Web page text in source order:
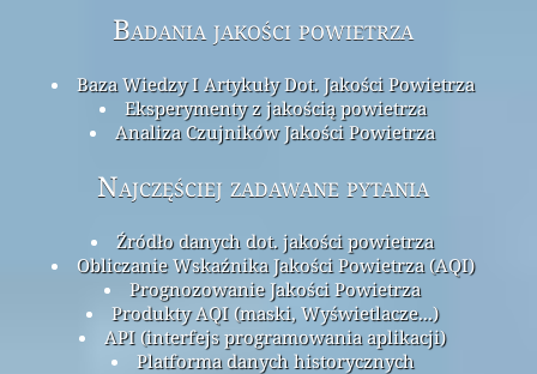
Badania jakości powietrza
Baza Wiedzy I Artykuły Dot. Jakości Powietrza
Eksperymenty z jakością powietrza
Analiza Czujników Jakości Powietrza
Najczęściej zadawane pytania
Źródło danych dot. jakości powietrza
Obliczanie Wskaźnika Jakości Powietrza (AQI)
Prognozowanie Jakości Powietrza
Produkty AQI (maski, Wyświetlacze...)
API (interfejs programowania aplikacji)
Platforma danych historycznych